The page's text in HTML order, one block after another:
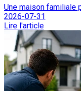
Une maison familiale
2026-07-31
Lire l'article